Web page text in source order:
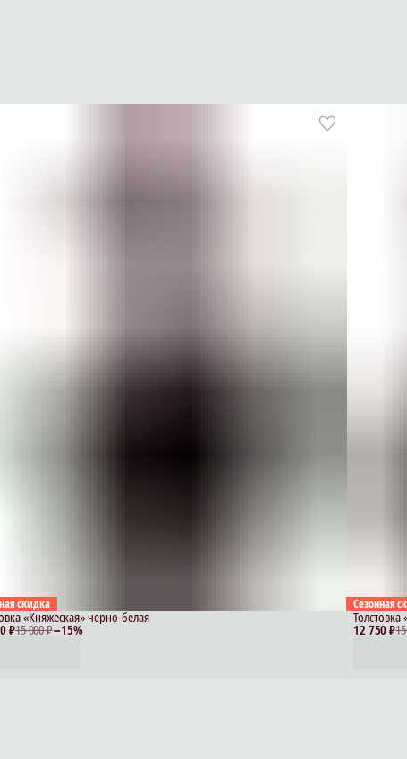
скидка
₽15 000 ₽−15%
«Княжеская» черно-белая
Сезонная
12 750 ₽